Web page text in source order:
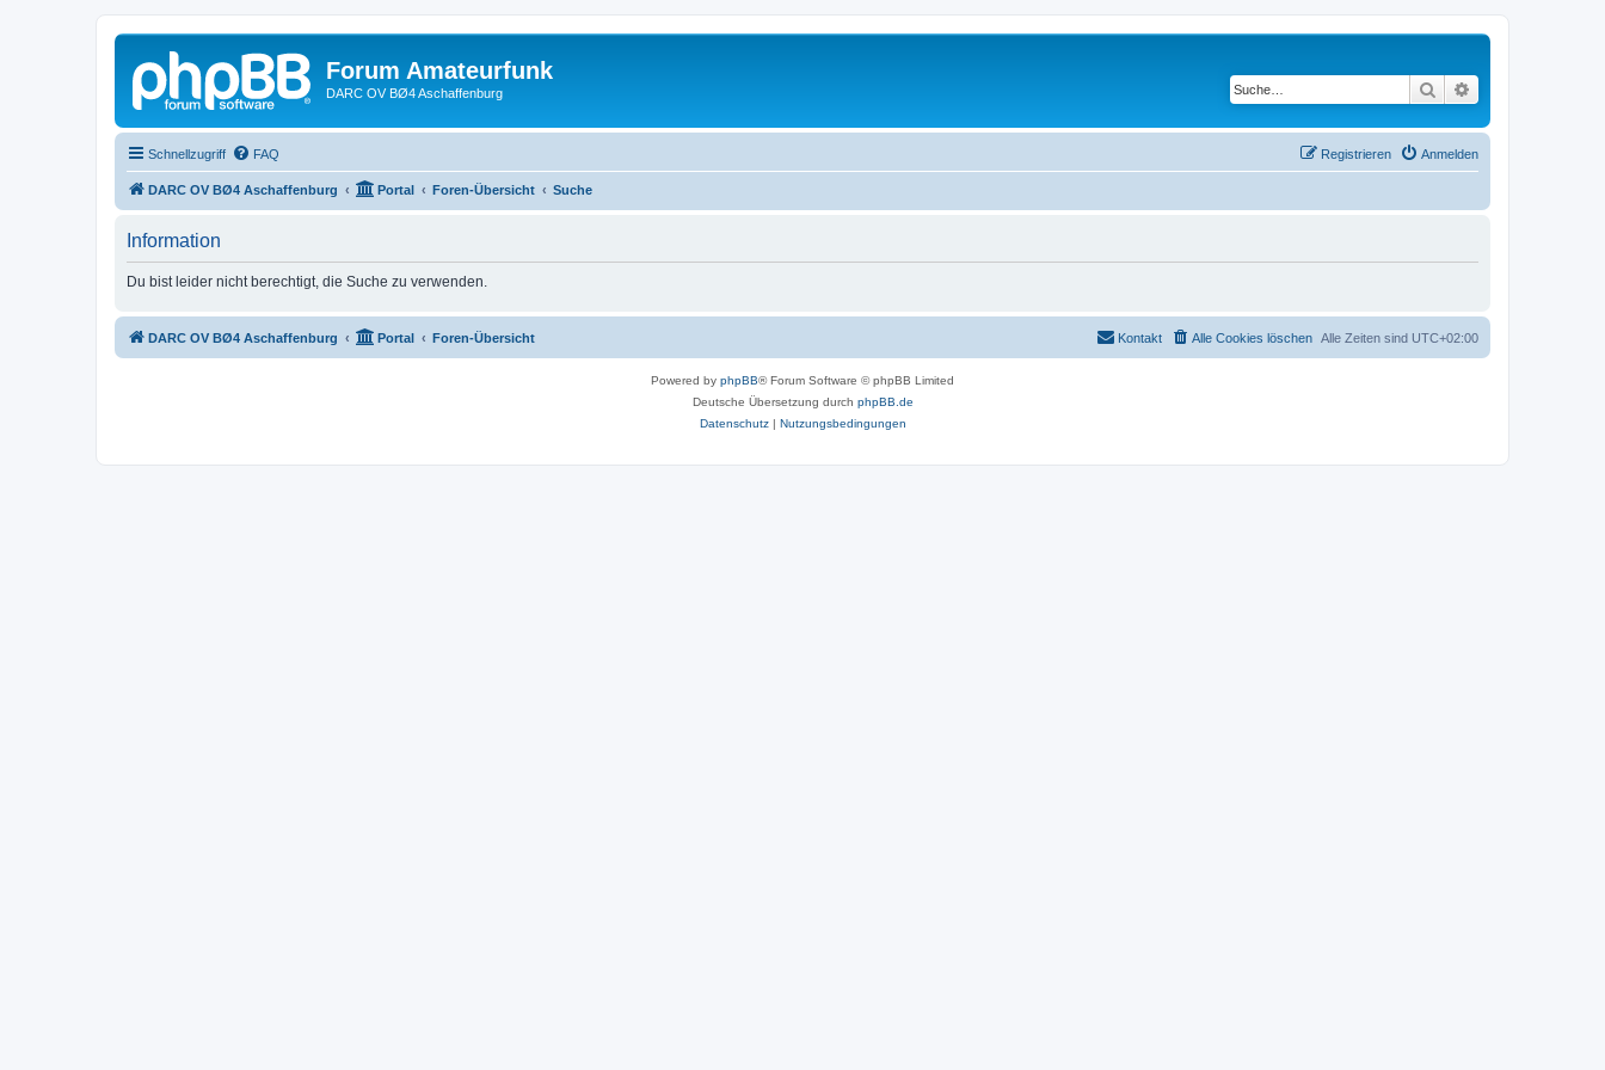
Forum Amateurfunk
DARC OV BØ4 Aschaffenburg Suche
Schnellzugriff FAQ Anmelden
Registrieren
DARC OV BØ4 Aschaffenburg Portal Foren-Übersicht Suche
Information
Du bist leider nicht berechtigt, die Suche zu verwenden.
DARC OV BØ4 Aschaffenburg Portal Foren-Übersicht Alle Zeiten sind UTC+02:00
Alle Cookies löschen
Kontakt
Powered by phpBB® Forum Software © phpBB Limited
Deutsche Übersetzung durch phpBB.de
Datenschutz| Nutzungsbedingungen